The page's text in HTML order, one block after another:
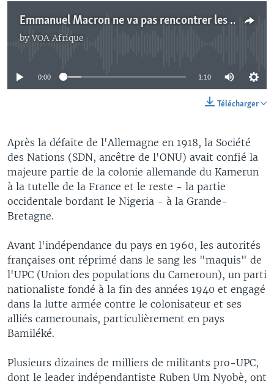
Emmanuel Macron ne va pas rencontrer les opposants camerounais
byVOA Afrique
No media source currently available
0:00 1:10
Télécharger
Après la défaite de l'Allemagne en 1918, la Société
des Nations (SDN, ancêtre de l'ONU) avait confié la
majeure partie de la colonie allemande du Kamerun
à la tutelle de la France et le reste - la partie
occidentale bordant le Nigeria - à la Grande-
Bretagne.
Avant l'indépendance du pays en 1960, les autorités
françaises ont réprimé dans le sang les "maquis" de
l'UPC (Union des populations du Cameroun), un parti
nationaliste fondé à la fin des années 1940 et engagé
dans la lutte armée contre le colonisateur et ses
alliés camerounais, particulièrement en pays
Bamiléké.
Plusieurs dizaines de milliers de militants pro-UPC,
dont le leader indépendantiste Ruben Um Nyobè, ont